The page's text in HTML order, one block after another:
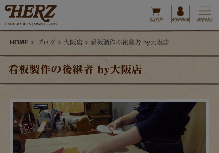
HOME > ブログ > 大阪店 > 看板製作の後継者 by大阪店
看板製作の後継者 by大阪店